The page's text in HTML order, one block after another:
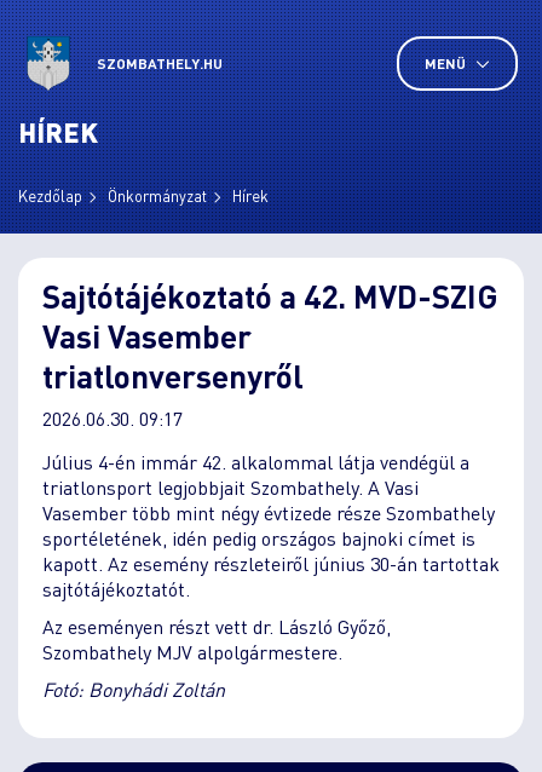
SZOMBATHELY.HU MENÜ
HÍREK
Kezdőlap Önkormányzat Hírek
Sajtótájékoztató a 42. MVD-SZIG
Vasi Vasember
triatlonversenyről
2026.06.30. 09:17
Július 4-én immár 42. alkalommal látja vendégül a
triatlonsport legjobbjait Szombathely. A Vasi
Vasember több mint négy évtizede része Szombathely
sportéletének, idén pedig országos bajnoki címet is
kapott. Az esemény részleteiről június 30-án tartottak
sajtótájékoztatót.
Az eseményen részt vett dr. László Győző,
Szombathely MJV alpolgármestere.
Fotó: Bonyhádi Zoltán